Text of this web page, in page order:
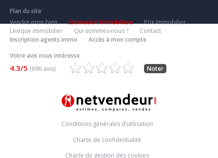
Plan du site
Vendre mon bien
Estimation Immobiliere
Prix immobilier
Lexique immobilier
Qui sommes-nous ?
Contact
Inscription agents immo
Accès à mon compte
Votre avis nous intéresse
4.3/5 (696 avis) Noter
Conditions générales d’utilisation
Charte de confidentialité
Charte de gestion des cookies